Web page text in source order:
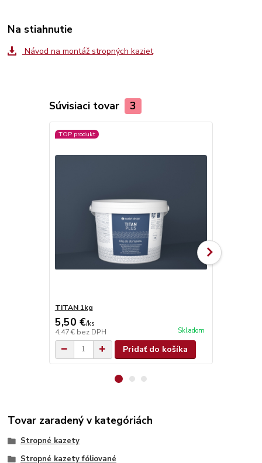
Na stiahnutie
Návod na montáž stropných kaziet
Súvisiaci tovar 3
TOP produkt
TITAN 1kg
5,50 €/ks
4,47 € bez DPH Skladom
Pridať do košíka
Tovar zaradený v kategóriách
Stropné kazety
Stropné kazety fóliované